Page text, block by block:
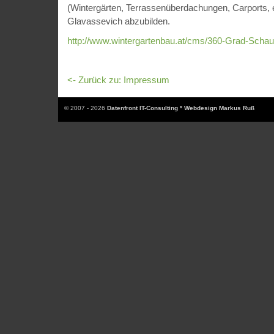
(Wintergärten, Terrassenüberdachungen, Carports,
Glavassevich abzubilden.
http://www.wintergartenbau.at/cms/360-Grad-
<- Zurück zu: Impressum
© 2007 - 2026 Datenfront IT-Consulting * Webdesign Markus Ruß